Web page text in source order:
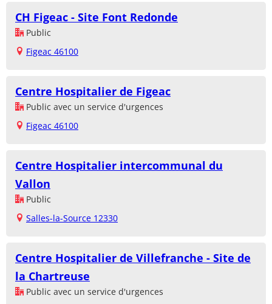
CH Figeac - Site Font Redonde
Public
Figeac 46100
Centre Hospitalier de Figeac
Public avec un service d'urgences
Figeac 46100
Centre Hospitalier intercommunal du
Vallon
Public
Salles-la-Source 12330
Centre Hospitalier de Villefranche - Site de
la Chartreuse
Public avec un service d'urgences